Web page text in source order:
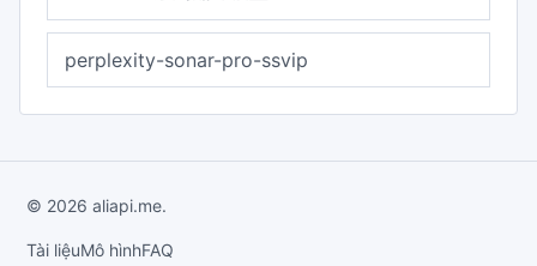
perplexity-sonar-pro-ssvip
© 2026 aliapi.me.
Tài liệuMô hìnhFAQ